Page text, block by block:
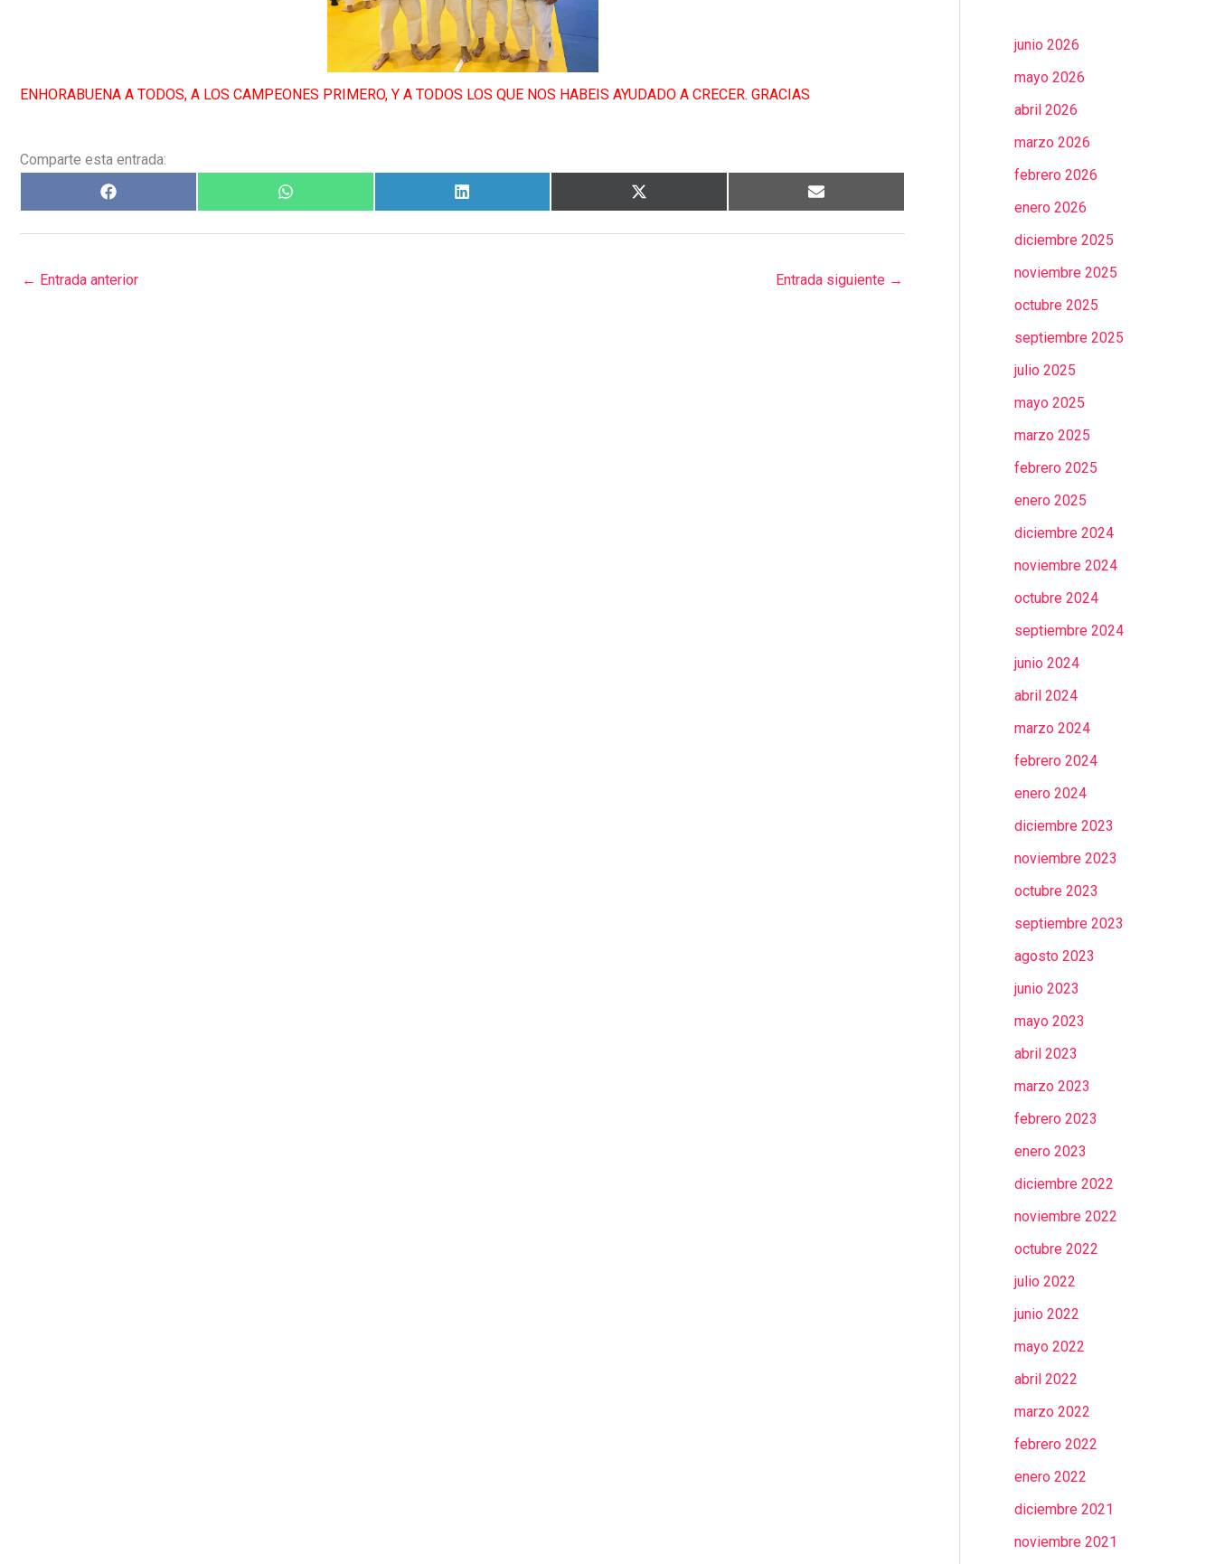
ENHORABUENA A TODOS, A LOS CAMPEONES PRIMERO, Y A TODOS LOS QUE NOS HABEIS AYUDADO A CRECER. GRACIAS
Comparte esta entrada:
← Entrada anterior Entrada siguiente →
junio 2026
mayo 2026
abril 2026
marzo 2026
febrero 2026
enero 2026
diciembre 2025
noviembre 2025
octubre 2025
septiembre 2025
julio 2025
mayo 2025
marzo 2025
febrero 2025
enero 2025
diciembre 2024
noviembre 2024
octubre 2024
septiembre 2024
junio 2024
abril 2024
marzo 2024
febrero 2024
enero 2024
diciembre 2023
noviembre 2023
octubre 2023
septiembre 2023
agosto 2023
junio 2023
mayo 2023
abril 2023
marzo 2023
febrero 2023
enero 2023
diciembre 2022
noviembre 2022
octubre 2022
julio 2022
junio 2022
mayo 2022
abril 2022
marzo 2022
febrero 2022
enero 2022
diciembre 2021
noviembre 2021